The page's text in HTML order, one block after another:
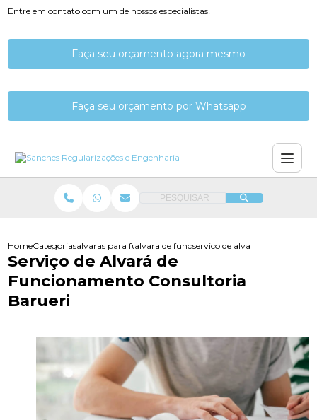
Entre em contato com um de nossos especialistas!
Faça seu orçamento agora mesmo
Faça seu orçamento por Whatsapp
PESQUISAR
HomeCategoriasalvaras para funcionamentoalvara de funcionamento consultoria
servico de alvara de
Serviço de Alvará de
Funcionamento Consultoria
Barueri